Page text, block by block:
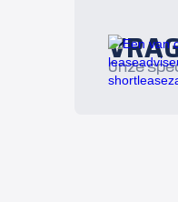
Onze